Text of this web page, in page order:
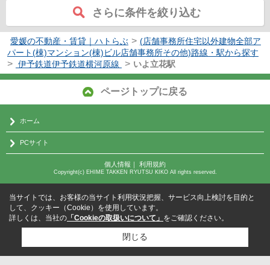
さらに条件を絞り込む
愛媛の不動産・賃貸｜ハトらぶ > (店舗事務所住宅以外建物全部ア
パート(棟)マンション(棟)ビル店舗事務所その他)路線・駅から探す
> 伊予鉄道伊予鉄道横河原線 > いよ立花駅
ページトップに戻る
ホーム
PCサイト
個人情報 ｜ 利用規約
Copyright(c) EHIME TAKKEN RYUTSU KIKO All rights reserved.
当サイトでは、お客様の当サイト利用状況把握、サービス向上検討を目的と
して、クッキー（Cookie）を使用しています。
詳しくは、当社の 「Cookieの取扱いについて」 をご確認ください。
閉じる